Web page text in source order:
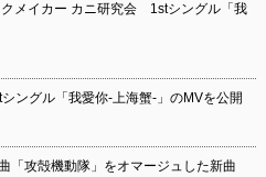
クメイカー カニ研究会 1stシングル「我
ングル「我愛你-上海蟹-」のMVを公開
「攻殻機動隊」をオマージュした新曲